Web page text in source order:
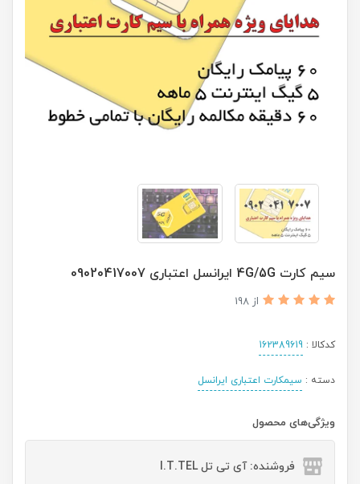
سیم کارت 4G/5G ایرانسل اعتباری 09020417007
از 198
کدکالا : 162389619
دسته : سیمکارت اعتباری ایرانسل
ویژگی‌های محصول
فروشنده: آی تی تل I.T.TEL